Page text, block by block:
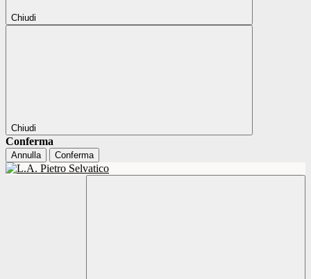
Chiudi
Chiudi
Conferma
Annulla Conferma